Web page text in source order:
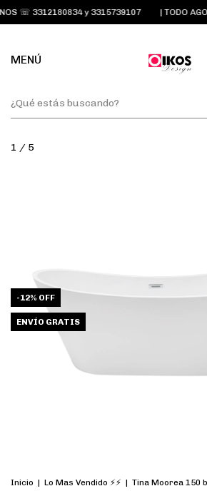
☏ 3312180834 y 3315739107 | TODO
MENÚ
1 / 5
-12% OFF
ENVÍO GRATIS
Inicio | Lo Mas Vendido ⚡⚡ | Tina Moorea 150